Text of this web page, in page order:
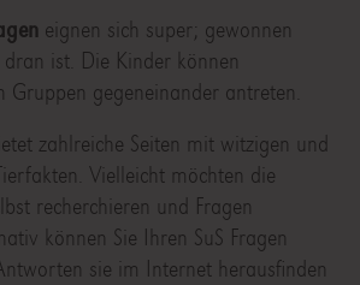
eignen sich super; gewonnen
ist. Die Kinder können
Gruppen gegeneinander antreten.
zahlreiche Seiten mit witzigen und
Vielleicht möchten die
recherchieren und Fragen
können Sie Ihren SuS Fragen
sie im Internet herausfinden